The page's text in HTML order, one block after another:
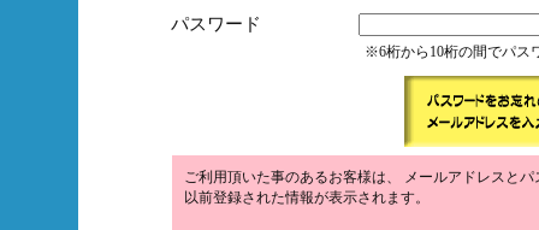
パスワード
※6桁から10桁の間でパス
ご利用頂いた事のあるお客様は、 メールアドレスと
以前登録された情報が表示されます。